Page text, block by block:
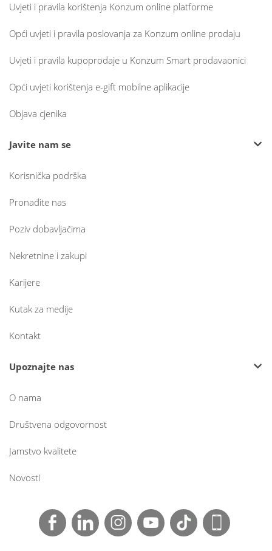
Uvjeti i pravila korištenja Konzum online platforme
Opći uvjeti i pravila poslovanja za Konzum online prodaju
Uvjeti i pravila kupoprodaje u Konzum Smart prodavaonici
Opći uvjeti korištenja e-gift mobilne aplikacije
Objava cjenika
Javite nam se
Korisnička podrška
Pronađite nas
Poziv dobavljačima
Nekretnine i zakupi
Karijere
Kutak za medije
Kontakt
Upoznajte nas
O nama
Društvena odgovornost
Jamstvo kvalitete
Novosti